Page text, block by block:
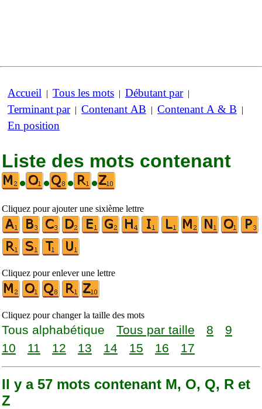
Accueil | Tous les mots | Débutant par|
Terminant par| Contenant AB | Contenant A & B |
En position
Liste des mots contenant
•
• • •
Cliquez pour ajouter une sixième lettre
Cliquez pour enlever une lettre
Cliquez pour changer la taille des mots
Tous alphabétique Tous par taille 8
9
10
11 12 13 14 15 16 17
Il y a 57 mots contenant M, O, Q, R et
Z